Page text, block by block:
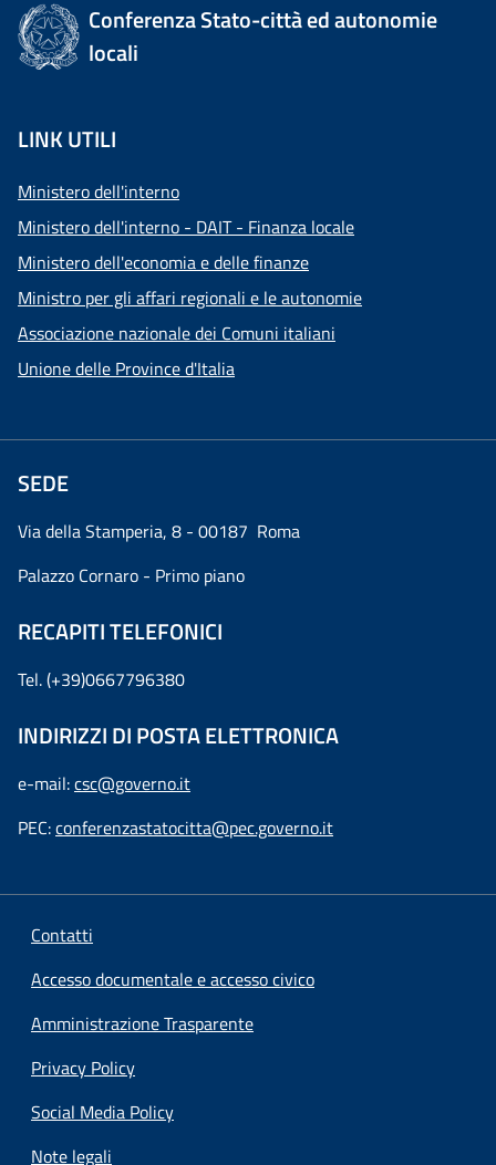
Conferenza Stato-città ed autonomie
locali
LINK UTILI
Ministero dell'interno
Ministero dell'interno - DAIT - Finanza locale
Ministero dell'economia e delle finanze
Ministro per gli affari regionali e le autonomie
Associazione nazionale dei Comuni italiani
Unione delle Province d'Italia
SEDE
Via della Stamperia, 8 - 00187 Roma
Palazzo Cornaro - Primo piano
RECAPITI TELEFONICI
Tel. (+39)0667796380
INDIRIZZI DI POSTA ELETTRONICA
e-mail:csc@governo.it
PEC:conferenzastatocitta@pec.governo.it
Contatti
Accesso documentale e accesso civico
Amministrazione Trasparente
Privacy Policy
Social Media Policy
Note legali